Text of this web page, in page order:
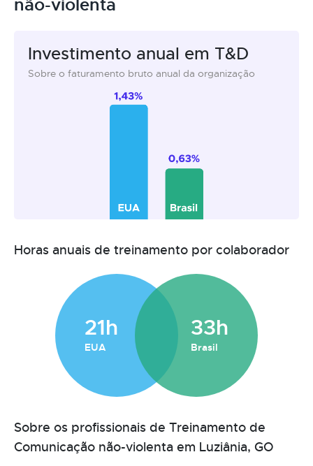
não-violenta
Investimento anual em T&D
Sobre o faturamento bruto anual da organização
Horas anuais de treinamento por colaborador
21h
EUA
33h
Brasil
Sobre os profissionais de Treinamento de
Comunicação não-violenta em Luziânia, GO